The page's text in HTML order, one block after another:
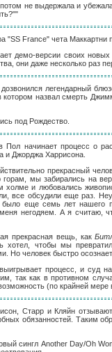
не выдержала и
"SS France" чета
демо-версии своих
они даже несколько раз
легендарный
назвал смерть
под Рождество.
Пол начинает процесс о
и Джорджа Харрисона.
прекрасный
мы забирались на
и любовались
все обсудили еще раз.
было еще семь лет
негодяем. А я считаю,
прекрасная вещь, как
чтобы мы
Но человек быстро
процесс, и суд
так как в противном
(по крайней мере
Старр и Кляйн
обязанностей. Таким
сингл Another Day/Oh